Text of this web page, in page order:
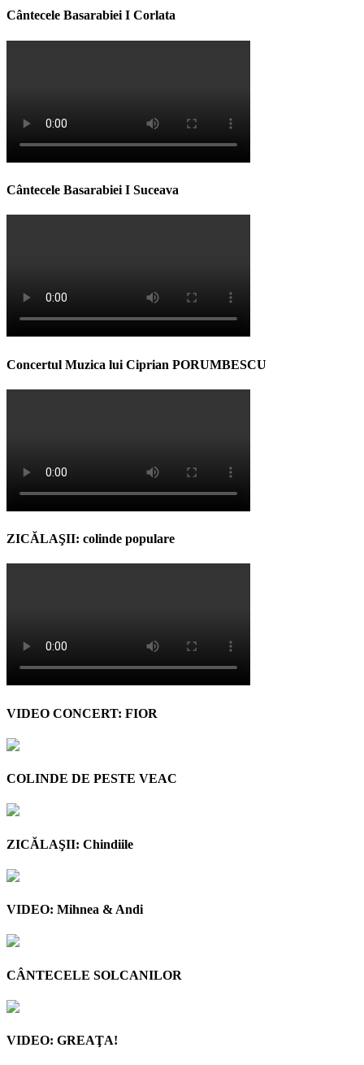
Cântecele Basarabiei I Corlata
Cântecele Basarabiei I Suceava
Concertul Muzica lui Ciprian PORUMBESCU
ZICĂLAŞII: colinde populare
VIDEO CONCERT: FIOR
COLINDE DE PESTE VEAC
ZICĂLAŞII: Chindiile
VIDEO: Mihnea & Andi
CÂNTECELE SOLCANILOR
VIDEO: GREAŢA!